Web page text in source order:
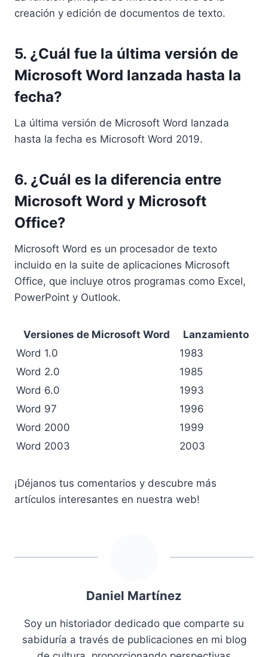
creación y edición de documentos de texto.
5. ¿Cuál fue la última versión de
Microsoft Word lanzada hasta la
fecha?
La última versión de Microsoft Word lanzada
hasta la fecha es Microsoft Word 2019.
6. ¿Cuál es la diferencia entre
Microsoft Word y Microsoft
Office?
Microsoft Word es un procesador de texto
incluido en la suite de aplicaciones Microsoft
Office, que incluye otros programas como Excel,
PowerPoint y Outlook.
Versiones de Microsoft Word
Lanzamiento
Word 1.0
1983
Word 2.0
1985
Word 6.0
1993
Word 97
1996
Word 2000
1999
Word 2003
2003
¡Déjanos tus comentarios y descubre más
artículos interesantes en nuestra web!
Daniel Martínez
Soy un historiador dedicado que comparte su
sabiduría a través de publicaciones en mi blog